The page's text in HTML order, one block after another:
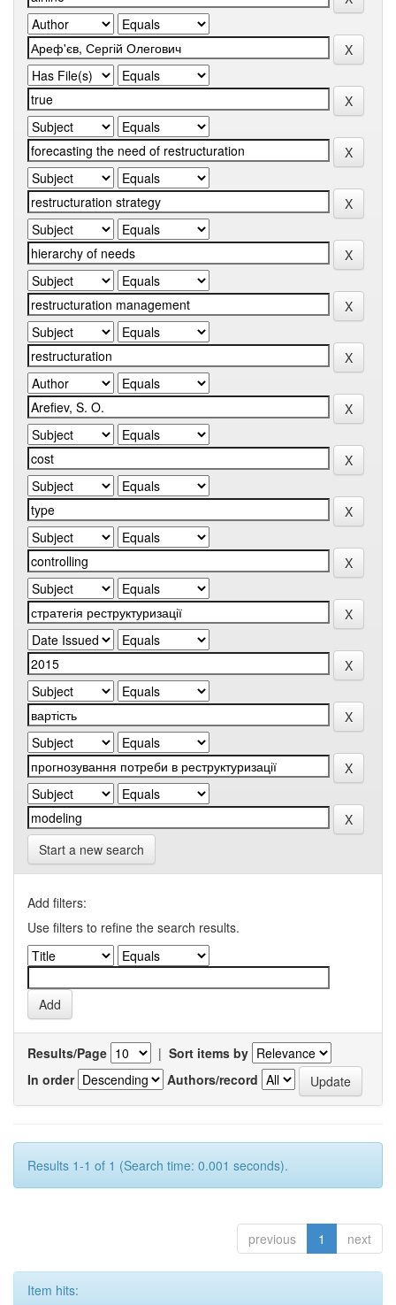
Start a new search
Add filters:
Use filters to refine the search results.
Results/Page | Sort items by
In order
Authors/record
Results 1-1 of 1 (Search time: 0.001 seconds).
previous 1 next
Item hits: